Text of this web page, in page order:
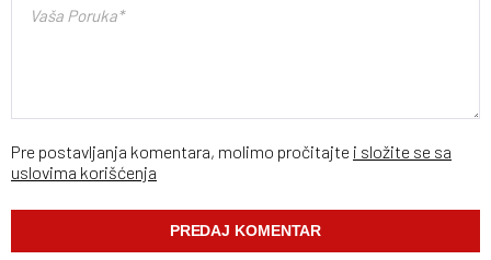
Pre postavljanja komentara, molimo pročitajte i složite se sa
uslovima korišćenja